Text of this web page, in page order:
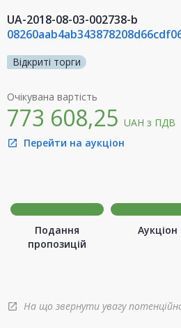
UA-2018-08-03-002738-b
Відкриті торги
Очікувана вартість
773 608,25 UAH з ПДВ
open_in_new Перейти на аукціон
Подання
пропозицій
Аукціон
open_in_new На що звернути увагу